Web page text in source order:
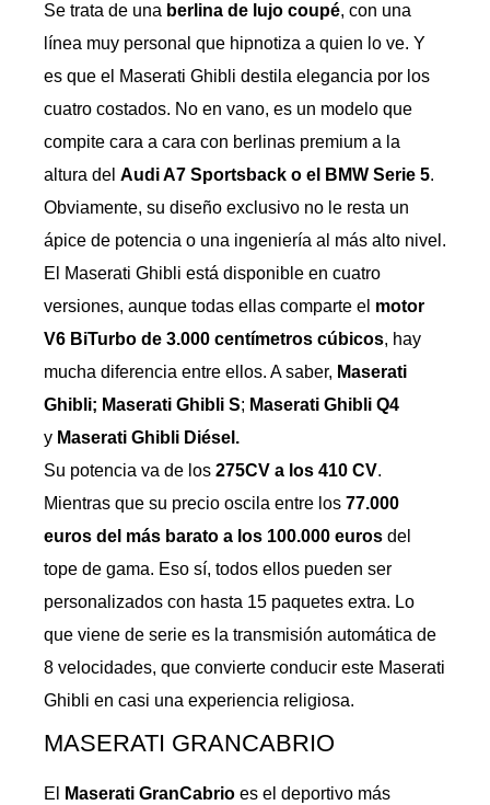
Se trata de una berlina de lujo coupé, con una
línea muy personal que hipnotiza a quien lo ve. Y
es que el Maserati Ghibli destila elegancia por los
cuatro costados. No en vano, es un modelo que
compite cara a cara con berlinas premium a la
altura del Audi A7 Sportsback o el BMW Serie 5.
Obviamente, su diseño exclusivo no le resta un
ápice de potencia o una ingeniería al más alto nivel.
El Maserati Ghibli está disponible en cuatro
versiones, aunque todas ellas comparte el motor
V6 BiTurbo de 3.000 centímetros cúbicos, hay
mucha diferencia entre ellos. A saber, Maserati
Ghibli; Maserati Ghibli S; Maserati Ghibli Q4
y Maserati Ghibli Diésel.
Su potencia va de los 275CV a los 410 CV.
Mientras que su precio oscila entre los 77.000
euros del más barato a los 100.000 euros del
tope de gama. Eso sí, todos ellos pueden ser
personalizados con hasta 15 paquetes extra. Lo
que viene de serie es la transmisión automática de
8 velocidades, que convierte conducir este Maserati
Ghibli en casi una experiencia religiosa.
MASERATI GRANCABRIO
El Maserati GranCabrio es el deportivo más